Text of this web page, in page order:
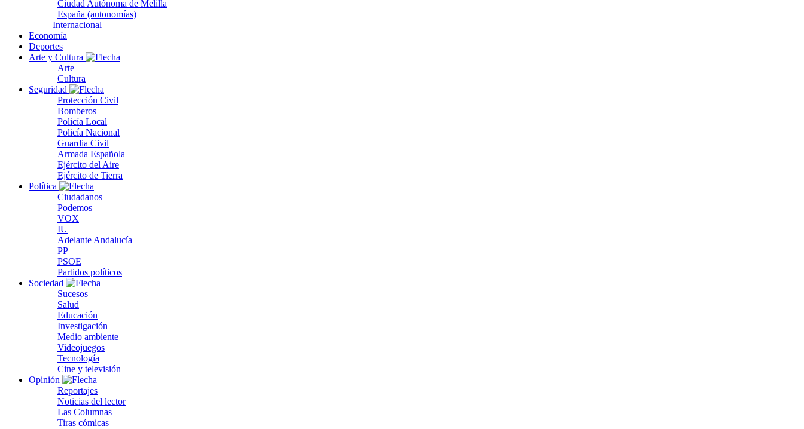
Ciudad Autónoma de Melilla
España (autonomías)
Internacional
Economía
Deportes
Arte y Cultura
Arte
Cultura
Seguridad
Protección Civil
Bomberos
Policía Local
Policía Nacional
Guardia Civil
Armada Española
Ejército del Aire
Ejército de Tierra
Política
Ciudadanos
Podemos
VOX
IU
Adelante Andalucía
PP
PSOE
Partidos políticos
Sociedad
Sucesos
Salud
Educación
Investigación
Medio ambiente
Videojuegos
Tecnología
Cine y televisión
Opinión
Reportajes
Noticias del lector
Las Columnas
Tiras cómicas